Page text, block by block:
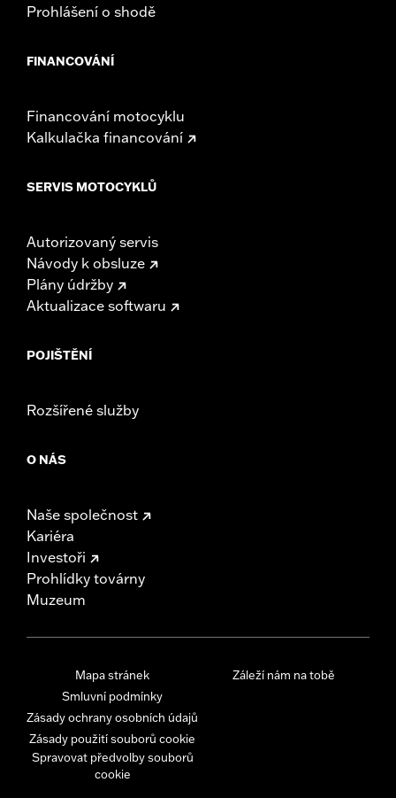
Prohlášení o shodě
FINANCOVÁNÍ
Financování motocyklu
Kalkulačka financování
SERVIS MOTOCYKLŮ
Autorizovaný servis
Návody k obsluze
Plány údržby
Aktualizace softwaru
POJIŠTĚNÍ
Rozšířené služby
O NÁS
Naše společnost
Kariéra
Investoři
Prohlídky továrny
Muzeum
Mapa stránek
Smluvní podmínky
Zásady ochrany osobních údajů
Zásady použití souborů cookie
Spravovat předvolby souborů
cookie
Záleží nám na tobě